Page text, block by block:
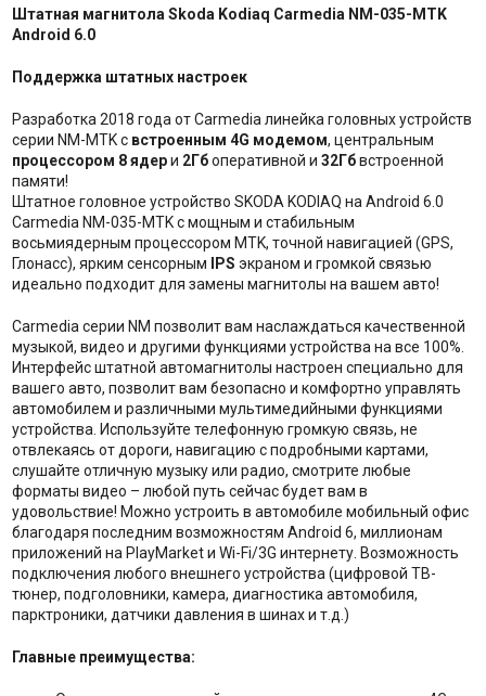
Штатная магнитола Skoda Kodiaq Carmedia NM-035-MTK
Android 6.0
Поддержка штатных настроек
Разработка 2018 года от Carmedia линейка головных устройств
серии NM-MTK с встроенным 4G модемом, центральным
процессором 8 ядери 2Гбоперативной и 32Гбвстроенной
памяти!
Штатное головное устройство SKODA KODIAQ на Android 6.0
Carmedia NM-035-MTK с мощным и стабильным
восьмиядерным процессором MTK, точной навигацией (GPS,
Глонасс), ярким сенсорным
IPS экраном и громкой связью
идеально подходит для замены магнитолы на вашем авто!
Carmedia серии NM позволит вам наслаждаться качественной
музыкой, видео и другими функциями устройства на все 100%.
Интерфейс штатной автомагнитолы настроен специально для
вашего авто, позволит вам безопасно и комфортно управлять
автомобилем и различными мультимедийными функциями
устройства. Используйте телефонную громкую связь, не
отвлекаясь от дороги, навигацию с подробными картами,
слушайте отличную музыку или радио, смотрите любые
форматы видео – любой путь сейчас будет вам в
удовольствие! Можно устроить в автомобиле мобильный офис
благодаря последним возможностям Android 6, миллионам
приложений на PlayMarket и Wi-Fi/3G интернету. Возможность
подключения любого внешнего устройства (цифровой ТВ-
тюнер, подголовники, камера, диагностика автомобиля,
парктроники, датчики давления в шинах и т.д.)
Главные преимущества: